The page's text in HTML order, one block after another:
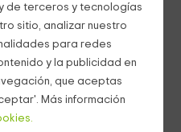
de terceros y tecnologías
sitio, analizar nuestro
para redes
y la publicidad en
que aceptas
Más información
catalana en la que los
todo el ocio y la diversión
disfrutarlos en grupo.
de 16 personas
una planta baja y 2
por muebles que le